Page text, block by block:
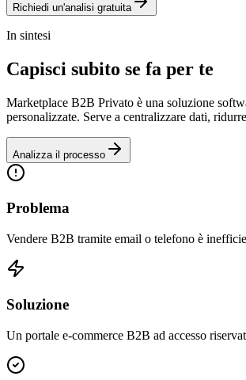
Richiedi un'analisi gratuita
In sintesi
Capisci subito se fa per te
Marketplace B2B Privato è una soluzione
personalizzate. Serve a centralizzare dati,
Analizza il processo
Problema
Vendere B2B tramite email o telefono è
Soluzione
Un portale e-commerce B2B ad accesso